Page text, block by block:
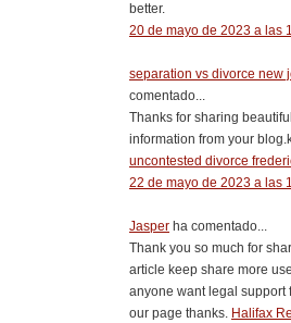
better.
20 de mayo de 2023 a las
separation vs divorce new
comentado...
Thanks for sharing
information from your
uncontested divorce
22 de mayo de 2023 a las
Jasper ha comentado...
Thank you so much for
article keep share more
anyone want legal support
our page thanks. Halifax